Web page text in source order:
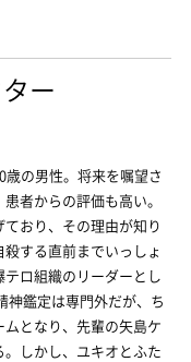
ー
の男性。将来を嘱望さ
者からの評価も高い。
おり、その理由が知り
する直前までいっしょ
ロ組織のリーダーとし
神鑑定は専門外だが、ち
となり、先輩の矢島ケ
しかし、ユキオとふた